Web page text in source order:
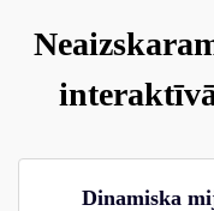
Dinamiska